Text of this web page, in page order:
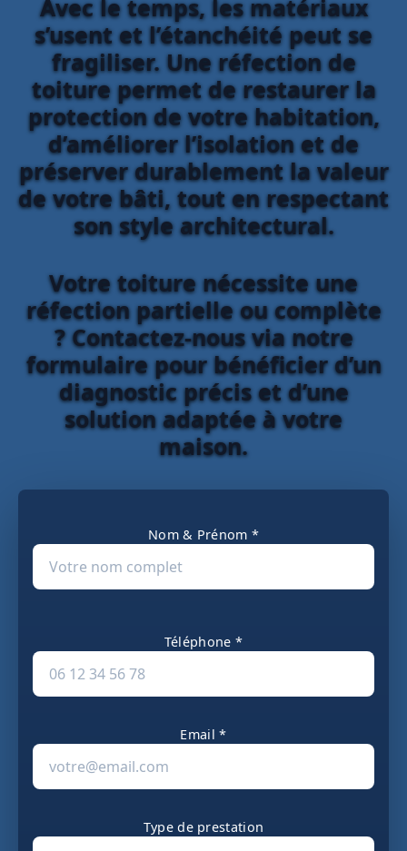
Avec le temps, les matériaux
s’usent et l’étanchéité peut se
fragiliser. Une réfection de
toiture permet de restaurer la
protection de votre habitation,
d’améliorer l’isolation et de
préserver durablement la valeur
de votre bâti, tout en respectant
son style architectural.
Votre toiture nécessite une
réfection partielle ou complète
? Contactez-nous via notre
formulaire pour bénéficier d’un
diagnostic précis et d’une
solution adaptée à votre
maison.
Nom & Prénom *
Téléphone *
Email *
Type de prestation